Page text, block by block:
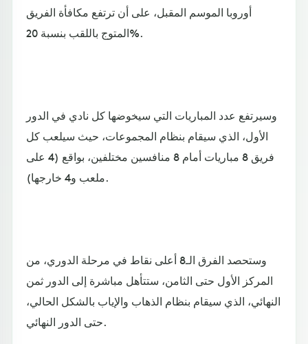
أوروبا الموسم المقبل، على أن ترتفع مكافأة الفريق
المتوج باللقب بنسبة 20%.
وسيرتفع عدد المباريات التي سيخوضها كل نادي في الدور
الأول، الذي سيقام بنظام المجموعات، حيث سيلعب كل
فريق 8 مباريات أمام 8 منافسين مختلفين، بواقع (4 على
ملعب و4 خارجها).
وستحصد الفرق الـ8 أعلى نقاط في مرحلة الدوري، من
المركز الأول حتى الثامن، ستتأهل مباشرة إلى الدور ثمن
النهائي، الذي سيقام بنظام الذهاب والإياب بالشكل الحالي،
حتى الدور النهائي.